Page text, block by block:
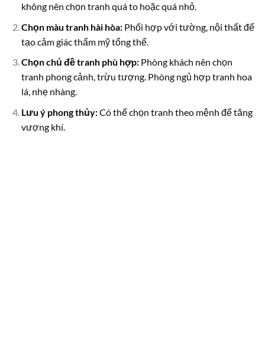
không nên chọn tranh quá to hoặc quá nhỏ.
Chọn màu tranh hài hòa:Phối hợp với tường, nội thất để
tạo cảm giác thẩm mỹ tổng thể.
Chọn chủ đề tranh phù hợp:Phòng khách nên chọn
tranh phong cảnh, trừu tượng. Phòng ngủ hợp tranh hoa
lá, nhẹ nhàng.
Lưu ý phong thủy:Có thể chọn tranh theo mệnh để tăng
vượng khí.